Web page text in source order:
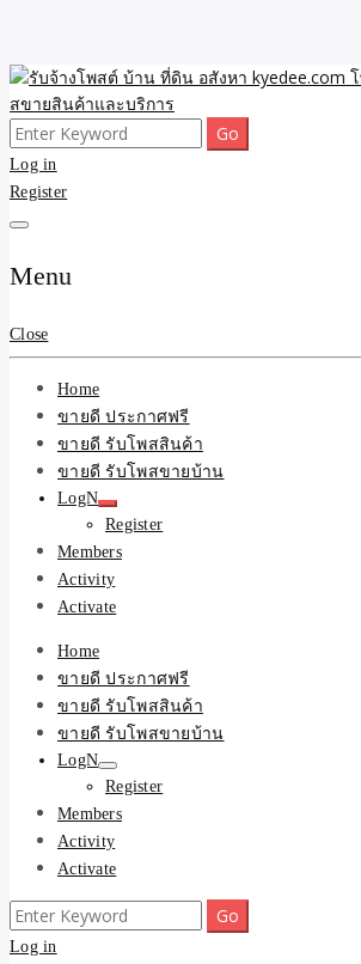
Skip
to
content
รับจ้างโพสต์ บ้าน
อสังหา
ขายดี ขายฟรี รับโ
สินค้าและบริการ
ขายดี โพสประกาศขายสินค้าฟรี บ้าน ที่ดิน อสังห
ของ รับรองผล ดีที่สุดถูกที่สุด ติดหน้าแรกกูเกืล
Search
for:
Log in
Register
Menu
Close
Home
ขายดี ประกาศฟรี
ขายดี รับโพสสินค้า
ขายดี รับโพสขายบ้าน
LogN
Register
Members
Activity
Activate
Home
ขายดี ประกาศฟรี
ขายดี รับโพสสินค้า
ขายดี รับโพสขายบ้าน
LogN
Register
Members
Activity
Activate
Search
for:
Log in